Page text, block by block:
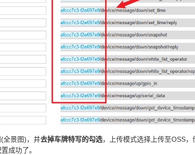
全景图)，并去掉车牌特写的勾选，上传模式选择上传至OSS
成功了。